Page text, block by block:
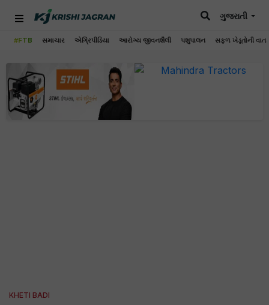
#FTB સમાચાર એગ્રિપીડિયા આરોગ્ય જીવનશૈલી પશુપાલન સફળ ખેડૂતોની વાત
ગુજરાતી
KHETI BADI